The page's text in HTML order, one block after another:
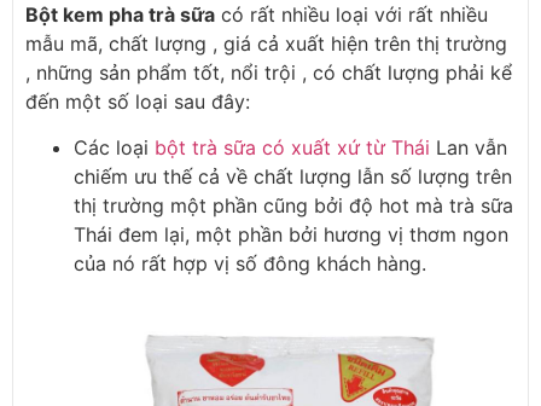
Bột kem pha trà sữa có rất nhiều loại với rất nhiều
mẫu mã, chất lượng , giá cả xuất hiện trên thị trường
, những sản phẩm tốt, nổi trội , có chất lượng phải kể
đến một số loại sau đây:
Các loại bột trà sữa có xuất xứ từ Thái Lan vẫn
chiếm ưu thế cả về chất lượng lẫn số lượng trên
thị trường một phần cũng bởi độ hot mà trà sữa
Thái đem lại, một phần bởi hương vị thơm ngon
của nó rất hợp vị số đông khách hàng.